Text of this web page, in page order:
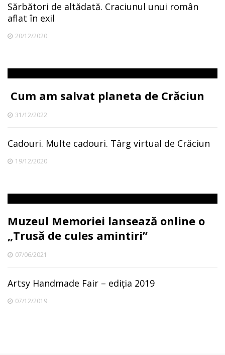
Sărbători de altădată. Craciunul unui român
aflat în exil
20/12/2020
Cum am salvat planeta de Crăciun
31/12/2022
Cadouri. Multe cadouri. Târg virtual de Crăciun
19/12/2020
Muzeul Memoriei lansează online o
„Trusă de cules amintiri”
07/06/2021
Artsy Handmade Fair – ediția 2019
07/12/2019